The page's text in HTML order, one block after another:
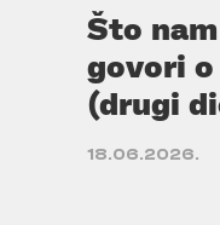
Što
govori
(drugi
18.06.2026.